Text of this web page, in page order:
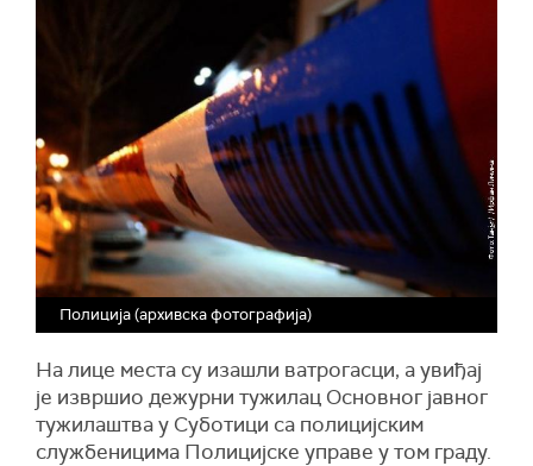
Полиција (архивска фотографија)
На лице места су изашли ватрогасци, а увиђај
је извршио дежурни тужилац Основног јавног
тужилаштва у Суботици са полицијским
службеницима Полицијске управе у том граду.